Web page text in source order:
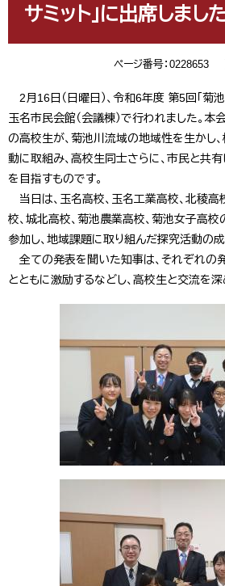
サミット」に出席しました
ページ番号：0228653
2月16日（日曜日）、令和6年度 第5回「菊
玉名市民会館（会議棟）で行われました。本
の高校生が、菊池川流域の地域性を生かし
動に取組み、高校生同士さらに、市民と共有
を目指すものです。
当日は、玉名高校、玉名工業高校、北稜高
校、城北高校、菊池農業高校、菊池女子高
参加し、地域課題に取り組んだ探究活動の成
全ての発表を聞いた知事は、それぞれの
とともに激励するなどし、高校生と交流を深